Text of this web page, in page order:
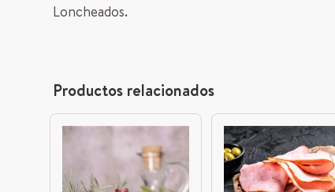
Loncheados.
Productos relacionados